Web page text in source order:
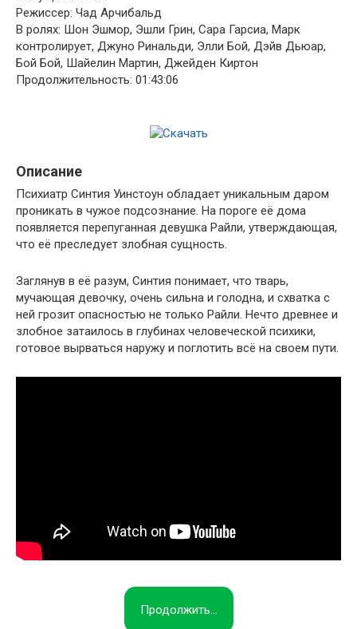
Режиссер: Чад Арчибальд
В ролях: Шон Эшмор, Эшли Грин, Сара Гарсиа, Марк
контролирует, Джуно Ринальди, Элли Бой, Дэйв Дьюар,
Бой Бой, Шайелин Мартин, Джейден Киртон
Продолжительность: 01:43:06
Описание
Психиатр Синтия Уинстоун обладает уникальным даром
проникать в чужое подсознание. На пороге её дома
появляется перепуганная девушка Райли, утверждающая,
что её преследует злобная сущность.
Заглянув в её разум, Синтия понимает, что тварь,
мучающая девочку, очень сильна и голодна, и схватка с
ней грозит опасностью не только Райли. Нечто древнее и
злобное затаилось в глубинах человеческой психики,
готовое вырваться наружу и поглотить всё на своем пути.
Продолжить...